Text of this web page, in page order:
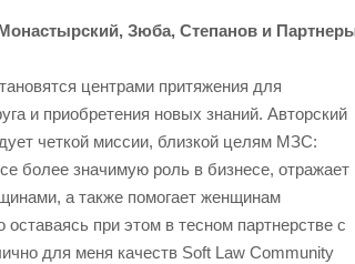
Зюба, Степанов и
центрами притяжения для
и приобретения новых знаний. Авторский
четкой миссии, близкой целям МЗС:
более значимую роль в бизнесе, отражает
а также помогает женщинам
при этом в тесном партнерстве с
для меня качеств Soft Law Community